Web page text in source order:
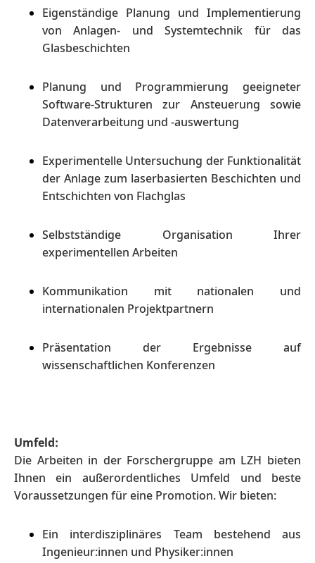
Eigenständige Planung und Implementierung
von Anlagen- und Systemtechnik für das
Glasbeschichten
Planung und Programmierung geeigneter
Software-Strukturen zur Ansteuerung sowie
Datenverarbeitung und -auswertung
Experimentelle Untersuchung der Funktionalität
der Anlage zum laserbasierten Beschichten und
Entschichten von Flachglas
Selbstständige Organisation Ihrer
experimentellen Arbeiten
Kommunikation mit nationalen und
internationalen Projektpartnern
Präsentation der Ergebnisse auf
wissenschaftlichen Konferenzen
Umfeld:
Die Arbeiten in der Forschergruppe am LZH bieten
Ihnen ein außerordentliches Umfeld und beste
Voraussetzungen für eine Promotion. Wir bieten:
Ein interdisziplinäres Team bestehend aus
Ingenieur:innen und Physiker:innen